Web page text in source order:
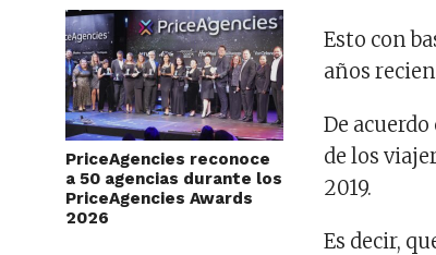
PriceAgencies reconoce
a 50 agencias durante los
PriceAgencies Awards
2026
Esto con
años
De
de los
2019.
Es decir,